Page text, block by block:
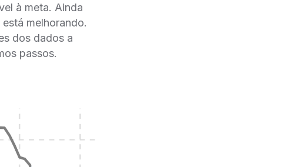
à meta. Ainda
melhorando.
dos dados a
passos.